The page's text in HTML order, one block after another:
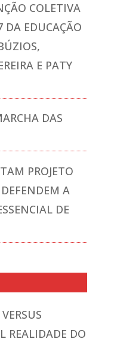
COLETIVA
EDUCAÇÃO
E PATY
DAS
PROJETO
A
DE
REALIDADE DO